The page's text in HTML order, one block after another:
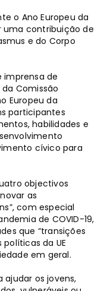
o Ano Europeu da
uma contribuição de
e do Corpo
de
Comissão
Europeu da
participantes
habilidades e
cívico para
objectivos
as
com especial
de COVID-19,
que “transições
da UE
em geral.
os jovens,